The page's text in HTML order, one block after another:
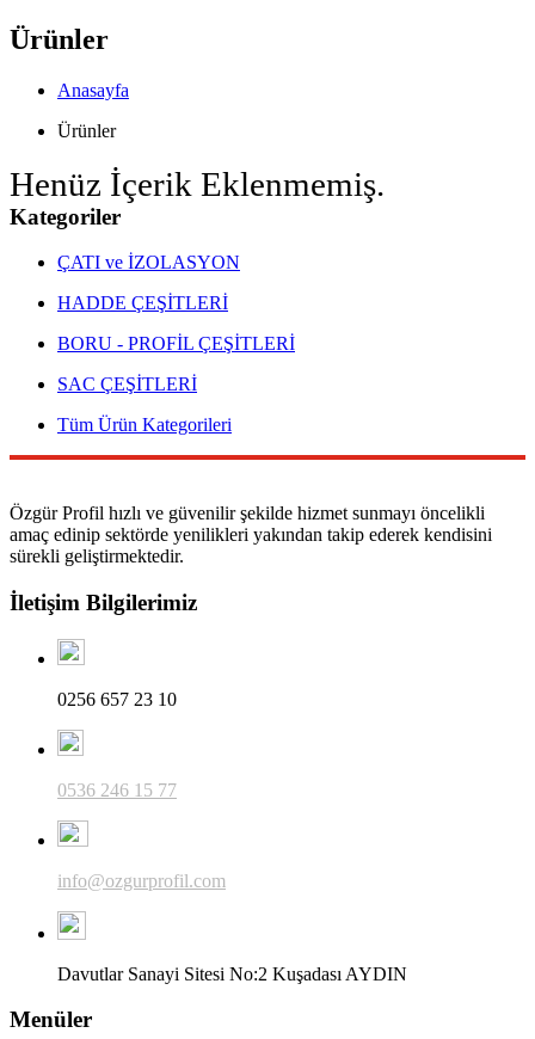
Ürünler
Anasayfa
Ürünler
Henüz İçerik Eklenmemiş.
Kategoriler
ÇATI ve İZOLASYON
HADDE ÇEŞİTLERİ
BORU - PROFİL ÇEŞİTLERİ
SAC ÇEŞİTLERİ
Tüm Ürün Kategorileri
Özgür Profil hızlı ve güvenilir şekilde hizmet sunmayı öncelikli
amaç edinip sektörde yenilikleri yakından takip ederek kendisini
sürekli geliştirmektedir.
İletişim Bilgilerimiz
0256 657 23 10
0536 246 15 77
info@ozgurprofil.com
Davutlar Sanayi Sitesi No:2 Kuşadası AYDIN
Menüler